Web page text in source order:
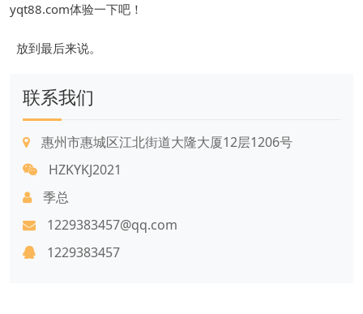
yqt88.com体验一下吧！
放到最后来说。
联系我们
惠州市惠城区江北街道大隆大厦12层1206号
HZKYKJ2021
季总
1229383457@qq.com
1229383457